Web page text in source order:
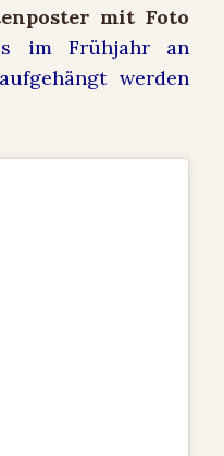
mit Foto
im Frühjahr an
werden